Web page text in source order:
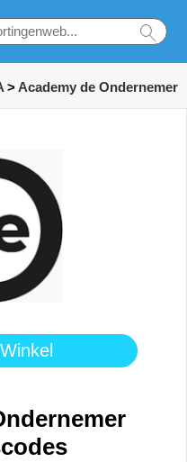
> Academy de Ondernemer